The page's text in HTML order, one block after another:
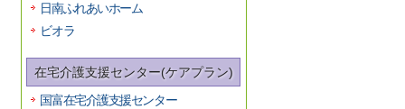
日南ふれあいホーム
ビオラ
在宅介護支援センター(ケアプラン)
国富在宅介護支援センター